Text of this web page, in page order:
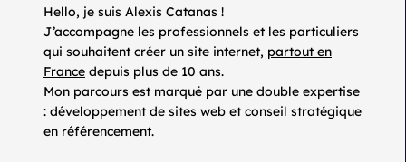
Hello, je suis Alexis Catanas !
J’accompagne les professionnels et les particuliers
qui souhaitent créer un site internet, partout en
France depuis plus de 10 ans.
Mon parcours est marqué par une double expertise
: développement de sites web et conseil stratégique
en référencement.